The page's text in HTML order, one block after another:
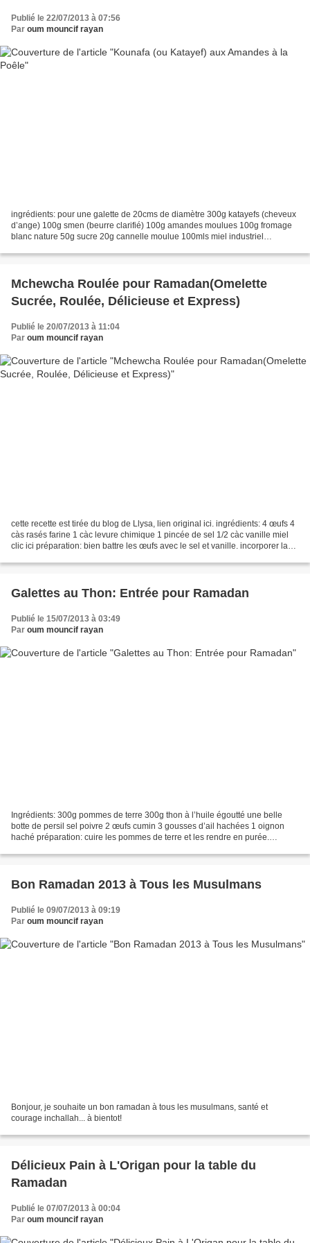
Publié le 22/07/2013 à 07:56
Par oum mouncif rayan
ingrédients: pour une galette de 20cms de diamètre 300g katayefs (cheveux
d’ange) 100g smen (beurre clarifié) 100g amandes moulues 100g fromage
blanc nature 50g sucre 20g cannelle moulue 100mls miel industriel
Mchewcha Roulée pour Ramadan(Omelette
Sucrée, Roulée, Délicieuse et Express)
Publié le 20/07/2013 à 11:04
Par oum mouncif rayan
cette recette est tirée du blog de Llysa, lien original ici. ingrédients: 4 œufs 4
càs rasés farine 1 càc levure chimique 1 pincée de sel 1/2 càc vanille miel
clic ici préparation: bien battre les œufs avec le sel et vanille. incorporer la
Galettes au Thon: Entrée pour Ramadan
Publié le 15/07/2013 à 03:49
Par oum mouncif rayan
Ingrédients: 300g pommes de terre 300g thon à l’huile égoutté une belle
botte de persil sel poivre 2 œufs cumin 3 gousses d’ail hachées 1 oignon
haché préparation: cuire les pommes de terre et les rendre en purée.
Bon Ramadan 2013 à Tous les Musulmans
Publié le 09/07/2013 à 09:19
Par oum mouncif rayan
Bonjour, je souhaite un bon ramadan à tous les musulmans, santé et
courage inchallah... à bientot!
Délicieux Pain à L'Origan pour la table du
Ramadan
Publié le 07/07/2013 à 00:04
Par oum mouncif rayan